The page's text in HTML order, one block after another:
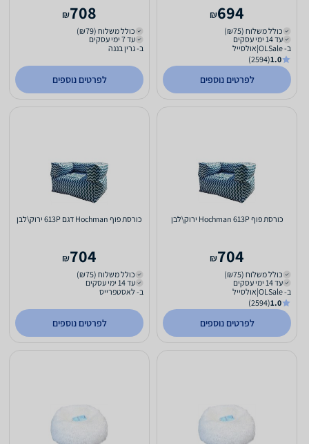
694
₪
כולל משלוח (₪75)
עד 14 ימי עסקים
ב- OLSale|אולסייל
1.0
(2594)
לפרטים נוספים
708
₪
כולל משלוח (₪79)
עד 7 ימי עסקים
ב- גרין בננה
לפרטים נוספים
כורסת פוף Hochman 613P ירוק\לבן
704
₪
כולל משלוח (₪75)
עד 14 ימי עסקים
ב- OLSale|אולסייל
1.0
(2594)
לפרטים נוספים
כורסת פוף Hochman דגם 613P ירוק\לבן
704
₪
כולל משלוח (₪75)
עד 14 ימי עסקים
ב- לאסטפרייס
לפרטים נוספים